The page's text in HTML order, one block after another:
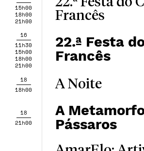
15h00
18h00
21h00
Francês
16
11h30
15h00
18h00
21h00
22.ª Festa
Francês
18
18h00
A Noite
18
21h00
A
Pássaros